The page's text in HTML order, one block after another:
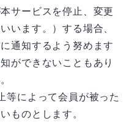
サービスを停止、変更
います。）する場合、
通知するよう努めます
ができないこともあり
等によって会員が被った
ものとします。